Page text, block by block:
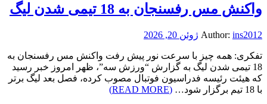
واکنش مس رفسنجان به 18 تیمی شدن لیگ
Author: ins2012 ژوئن 20, 2026
تفکری: همه چیز با سرعت نور پیش رفت واکنش مس رفسنجان به
18 تیمی شدن لیگ به گزارش “ورزش سه”، ظهر امروز خبر رسید
که هیئت رئیسه فدراسیون فوتبال مصوب کرده، فصل بعد لیگ برتر
با 18 تیم برگزار شود…
(READ MORE)